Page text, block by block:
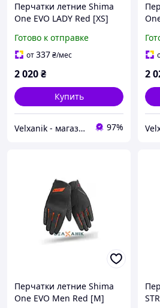
Перчатки летние Shima
One EVO LADY Red [XS]
Готово к отправке
от337₴/мес
2 020₴
Купить
Velxanik - магазин мототехники, велотоваров, с/х техники, аксессуаров и запчастей 97%
2
Перчатки летние Shima
One EVO Men Red [M]